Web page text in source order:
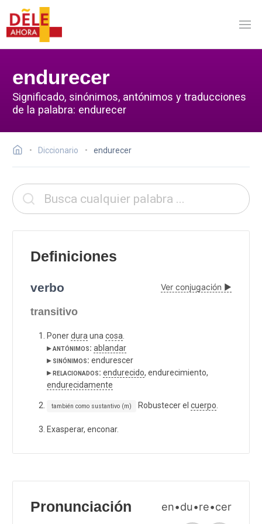
endurecer
Significado, sinónimos, antónimos y traducciones
de la palabra: endurecer
Diccionario endurecer
Definiciones
verbo Ver conjugación ▶
transitivo
Ponerdura una cosa
▸ antónimos: ablandar
▸ sinónimos: endurescer
▸ relacionados: endurecido, endurecimiento,
endurecidamente
también como sustantivo (m) Robustecer el cuerpo
Exasperar, enconar.
Pronunciación en•du•re•cer